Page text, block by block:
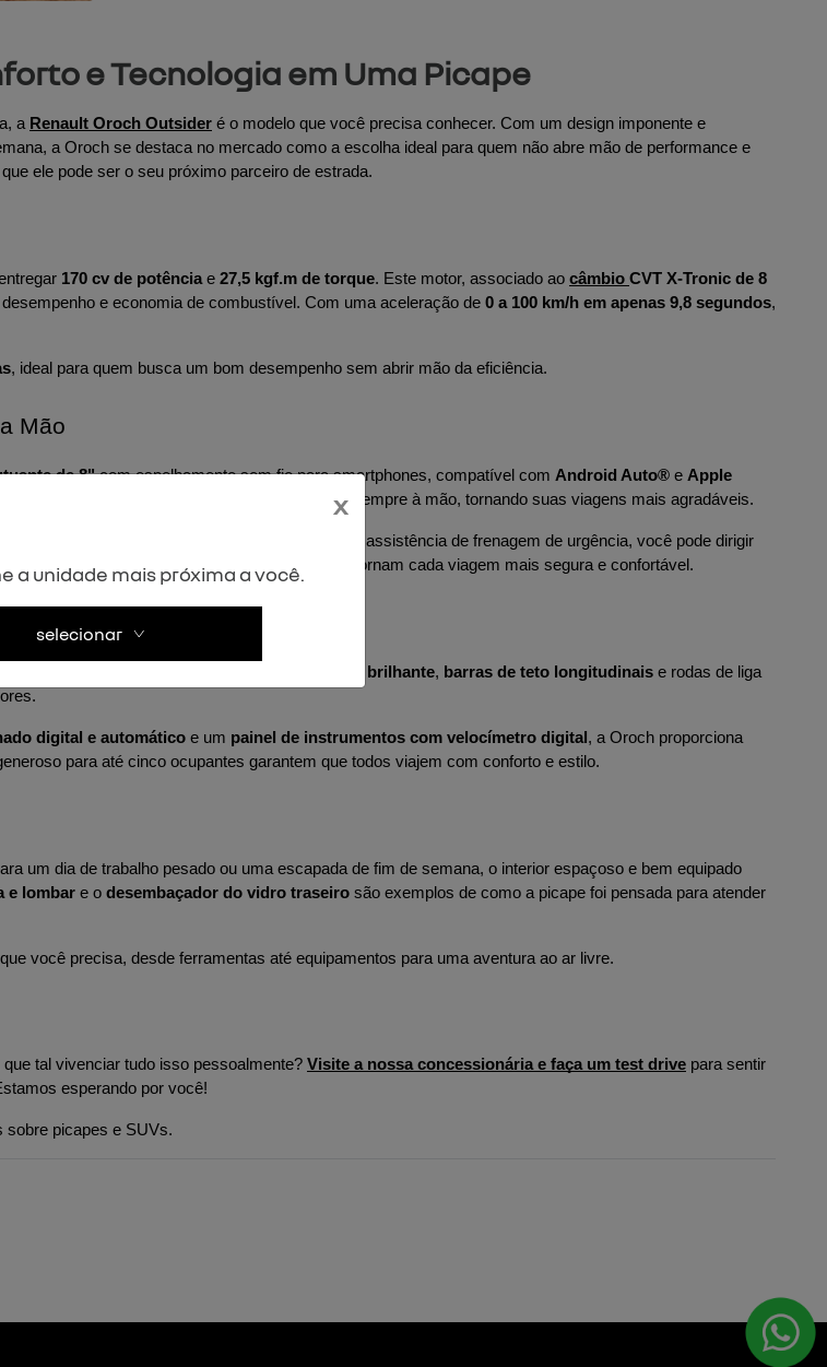
e Tecnologia em Uma Picape
a Renault Oroch Outsider é o modelo que você precisa conhecer. Com um design imponente e
a Oroch se destaca no mercado como a escolha ideal para quem não abre mão de performance e
ele pode ser o seu próximo parceiro de estrada.
170 cv de potência e 27,5 kgf.m de torque. Este motor, associado ao câmbio CVT X-Tronic de 8
e economia de combustível. Com uma aceleração de 0 a 100 km/h em apenas 9,8 segundos,
, ideal para quem busca um bom desempenho sem abrir mão da eficiência.
Mão
de 8" com espelhamento sem fio para smartphones, compatível com Android Auto® e Apple
suas músicas e aplicativos favoritos estejam sempre à mão, tornando suas viagens mais agradáveis.
incluindo
, e assistência de frenagem de urgência, você pode dirigir
home" são apenas alguns dos detalhes que tornam cada viagem mais segura e confortável.
sua robustez. Com retrovisores em preto brilhante, barras de teto longitudinais e rodas de liga
digital e automático e um painel de instrumentos com velocímetro digital , a Oroch proporciona
para até cinco ocupantes garantem que todos viajem com conforto e estilo.
um dia de trabalho pesado ou uma escapada de fim de semana, o interior espaçoso e bem equipado
e lombar e o desembaçador do vidro traseiro são exemplos de como a picape foi pensada para atender
você precisa, desde ferramentas até equipamentos para uma aventura ao ar livre.
tal vivenciar tudo isso pessoalmente? Visite a nossa concessionária e faça um test drive para sentir
esperando por você!
sobre picapes e SUVs.
x
a unidade mais próxima a você.
selecionar